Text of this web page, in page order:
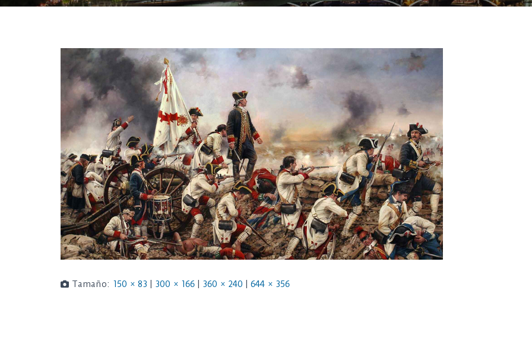
Tamaño: 150 × 83 300 × 166 360 × 240 644 × 356